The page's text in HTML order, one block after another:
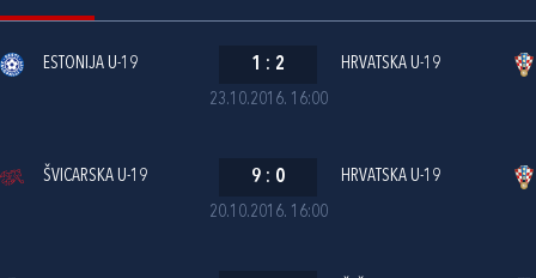
23.10.2016. 16:00
ESTONIJA U-19 1 : 2 HRVATSKA U-19
20.10.2016. 16:00
ŠVICARSKA U-19 9 : 0 HRVATSKA U-19